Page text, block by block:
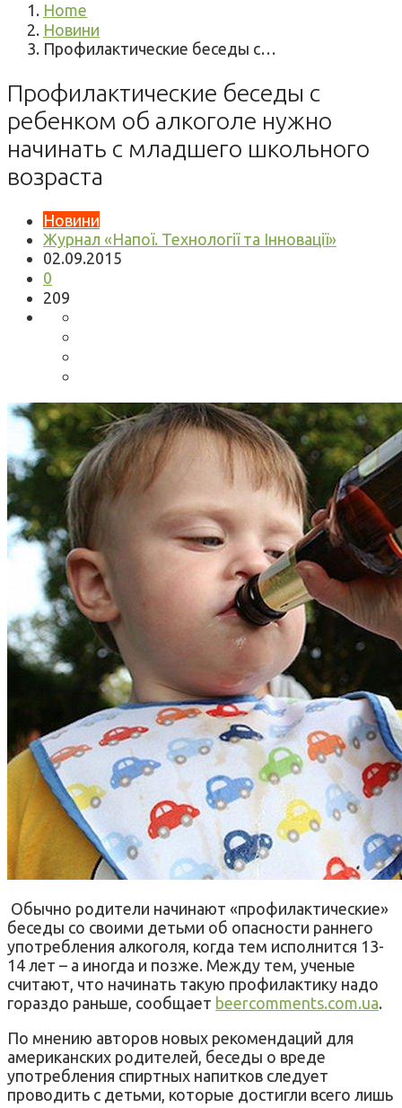
Home
Новини
Профилактические беседы с…
Профилактические беседы с
ребенком об алкоголе нужно
начинать с младшего школьного
возраста
Новини
Журнал «Напої. Технології та Інновації»
02.09.2015
0
209
Обычно родители начинают «профилактические»
беседы со своими детьми об опасности раннего
употребления алкоголя, когда тем исполнится 13-
14 лет – а иногда и позже. Между тем, ученые
считают, что начинать такую профилактику надо
гораздо раньше, сообщает beercomments.com.ua.
По мнению авторов новых рекомендаций для
американских родителей, беседы о вреде
употребления спиртных напитков следует
проводить с детьми, которые достигли всего лишь